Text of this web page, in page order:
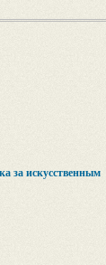
за искусственным